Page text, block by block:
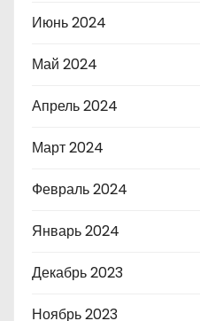
Июнь 2024
Май 2024
Апрель 2024
Март 2024
Февраль 2024
Январь 2024
Декабрь 2023
Ноябрь 2023